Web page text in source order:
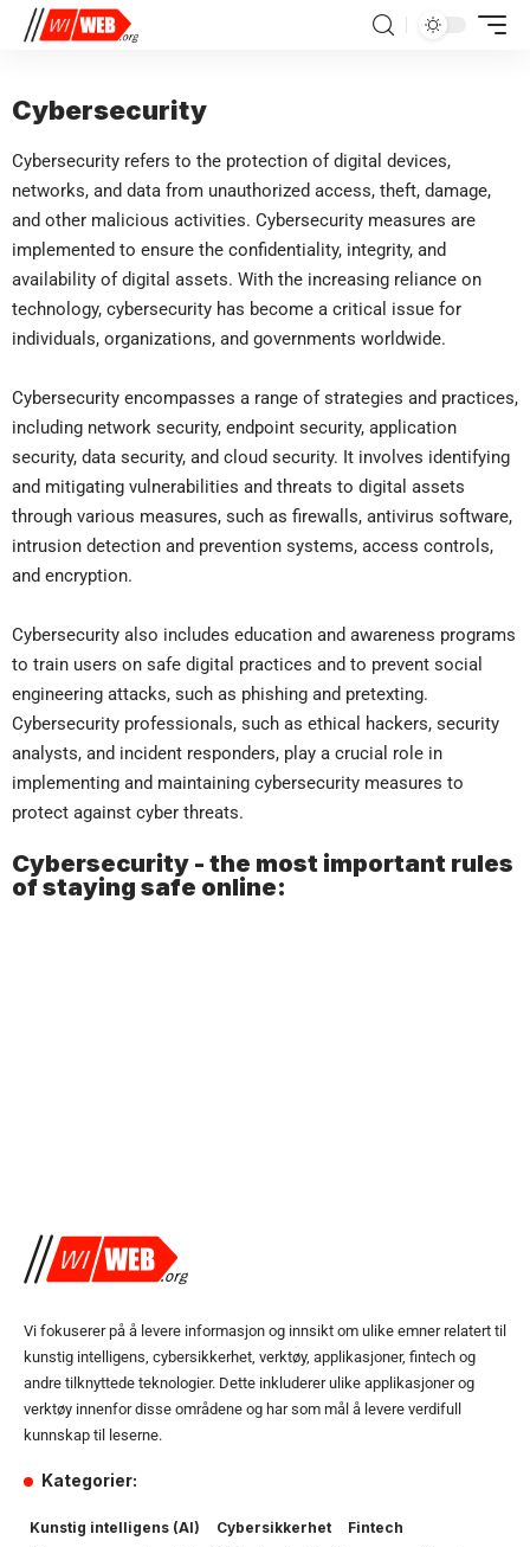
Cybersecurity
Cybersecurity refers to the protection of digital devices,
networks, and data from unauthorized access, theft, damage,
and other malicious activities. Cybersecurity measures are
implemented to ensure the confidentiality, integrity, and
availability of digital assets. With the increasing reliance on
technology, cybersecurity has become a critical issue for
individuals, organizations, and governments worldwide.
Cybersecurity encompasses a range of strategies and practices,
including network security, endpoint security, application
security, data security, and cloud security. It involves identifying
and mitigating vulnerabilities and threats to digital assets
through various measures, such as firewalls, antivirus software,
intrusion detection and prevention systems, access controls,
and encryption.
Cybersecurity also includes education and awareness programs
to train users on safe digital practices and to prevent social
engineering attacks, such as phishing and pretexting.
Cybersecurity professionals, such as ethical hackers, security
analysts, and incident responders, play a crucial role in
implementing and maintaining cybersecurity measures to
protect against cyber threats.
Cybersecurity - the most important rules
of staying safe online:
Vi fokuserer på å levere informasjon og innsikt om ulike emner relatert til
kunstig intelligens, cybersikkerhet, verktøy, applikasjoner, fintech og
andre tilknyttede teknologier. Dette inkluderer ulike applikasjoner og
verktøy innenfor disse områdene og har som mål å levere verdifull
kunnskap til leserne.
Kategorier:
Kunstig intelligens (AI) Cybersikkerhet
Fintech